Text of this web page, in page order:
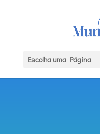
Escolha uma Página